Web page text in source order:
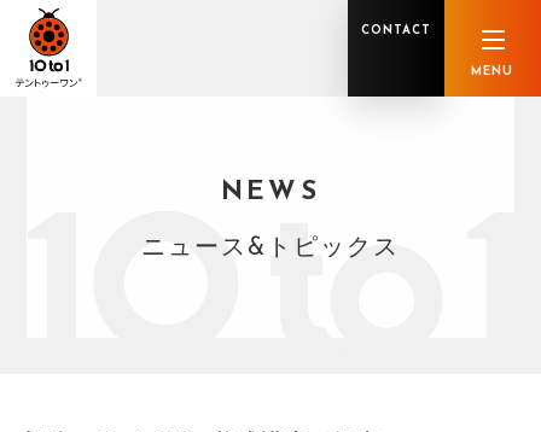
税理士業務
社会保険労務士業務 不動産鑑定士業務 行政書士業務
私たちの軌跡 グループ概要
CONTACT
MENU
NEWS
ニュース&トピックス